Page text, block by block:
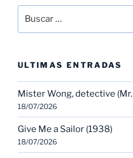
por:
ULTIMAS ENTRADAS
Mister Wong, detective
18/07/2026
Give Me a Sailor (1938)
18/07/2026